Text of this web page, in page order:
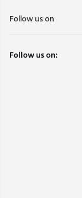
Follow us on
Follow us on: